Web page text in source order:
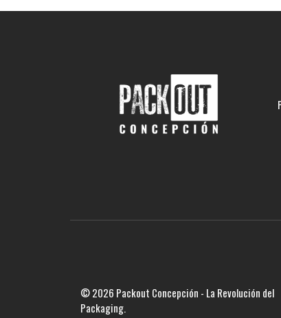
© 2026 Packout Concepción - La Revolución del
Packaging.